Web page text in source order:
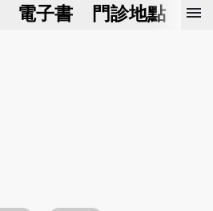
電子書 門診地點 預
menu